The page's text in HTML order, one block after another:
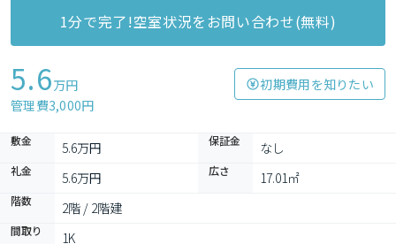
1分で完了!空室状況をお問い合わせ(無料)
5.6万円
管理費3,000円
初期費用を知りたい
敷金 5.6万円 保証金 なし
礼金 5.6万円 広さ 17.01㎡
階数 2階 / 2階建
間取り 1K